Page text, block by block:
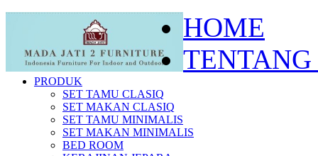
HOME
PRODUK
SET TAMU CLASIQ
SET MAKAN CLASIQ
SET TAMU MINIMALIS
SET MAKAN MINIMALIS
BED ROOM